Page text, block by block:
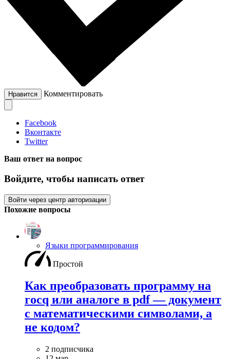
Нравится Комментировать
Facebook
Вконтакте
Twitter
Ваш ответ на вопрос
Войдите, чтобы написать ответ
Войти через центр авторизации
Похожие вопросы
Языки программирования
Простой
Как преобразовать программу на
rocq или аналоге в pdf — документ
с математическими символами, а
не кодом?
2 подписчика